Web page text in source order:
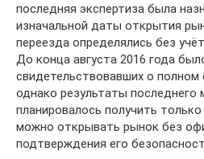
последняя экспертиза была
изначальной даты открытия
переезда определялись без
До конца августа 2016 года
свидетельствовавших о полном
однако результаты последнего
планировалось получить
можно открывать рынок без
подтверждения его